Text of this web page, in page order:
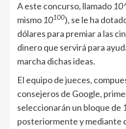
A este concurso, llamado
mismo 10100), se le ha
dólares para premiar a las
dinero que servirá para
marcha dichas ideas.
El equipo de jueces,
consejeros de Google,
seleccionarán un bloque de
posteriormente y mediante